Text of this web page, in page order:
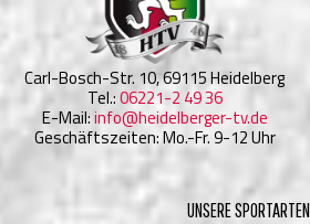
Carl-Bosch-Str. 10, 69115 Heidelberg
Tel.:06221-2 49 36
E-Mail:info@heidelberger-tv.de
Geschäftszeiten: Mo.-Fr. 9-12 Uhr
UNSERE SPORTARTEN